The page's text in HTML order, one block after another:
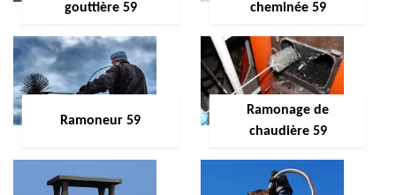
gouttière 59
cheminée 59
Ramoneur 59
Ramonage de
chaudière 59